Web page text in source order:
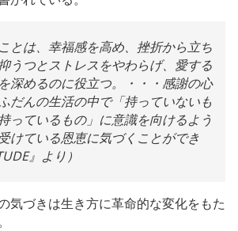
とは、幸福感を高め、挫折から立ち
うつとストレスをやわらげ、愛する
深めるのに役立つ。・・・感謝の心
だんの生活の中で「持っていないも
っているもの」に意識を向けるよう
けている恩恵に気づくことができ
』より）
気づきは生き方に革命的な変化をもた